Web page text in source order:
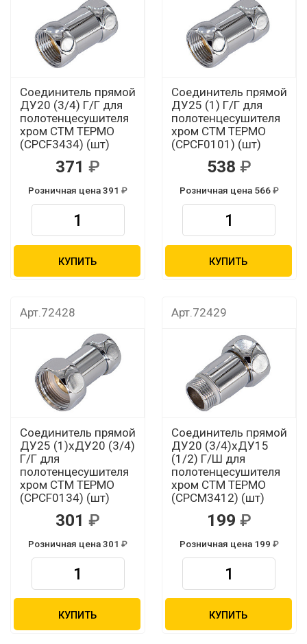
Соединитель прямой
ДУ20 (3/4) Г/Г для
полотенцесушителя
хром СТМ ТЕРМО
(CPCF3434) (шт)
371
Розничная цена 391
КУПИТЬ
Соединитель прямой
ДУ25 (1) Г/Г для
полотенцесушителя
хром СТМ ТЕРМО
(CPCF0101) (шт)
538
Розничная цена 566
КУПИТЬ
Арт.72428
Соединитель прямой
ДУ25 (1)хДУ20 (3/4)
Г/Г для
полотенцесушителя
хром СТМ ТЕРМО
(CPCF0134) (шт)
301
Розничная цена 301
КУПИТЬ
Арт.72429
Соединитель прямой
ДУ20 (3/4)хДУ15
(1/2) Г/Ш для
полотенцесушителя
хром СТМ ТЕРМО
(CPCM3412) (шт)
199
Розничная цена 199
КУПИТЬ